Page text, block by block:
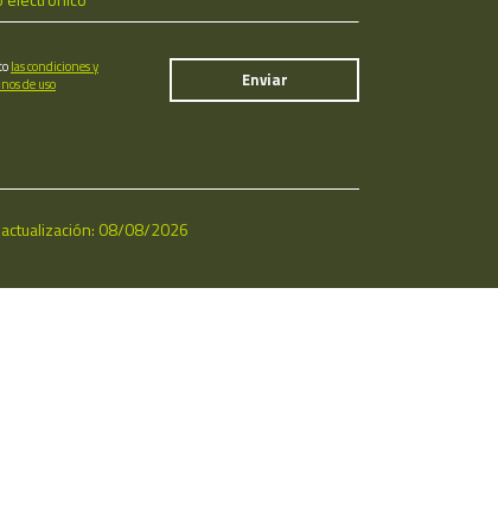
las condiciones y
de uso
08/08/2026